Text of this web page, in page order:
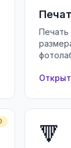
Печать
🔻